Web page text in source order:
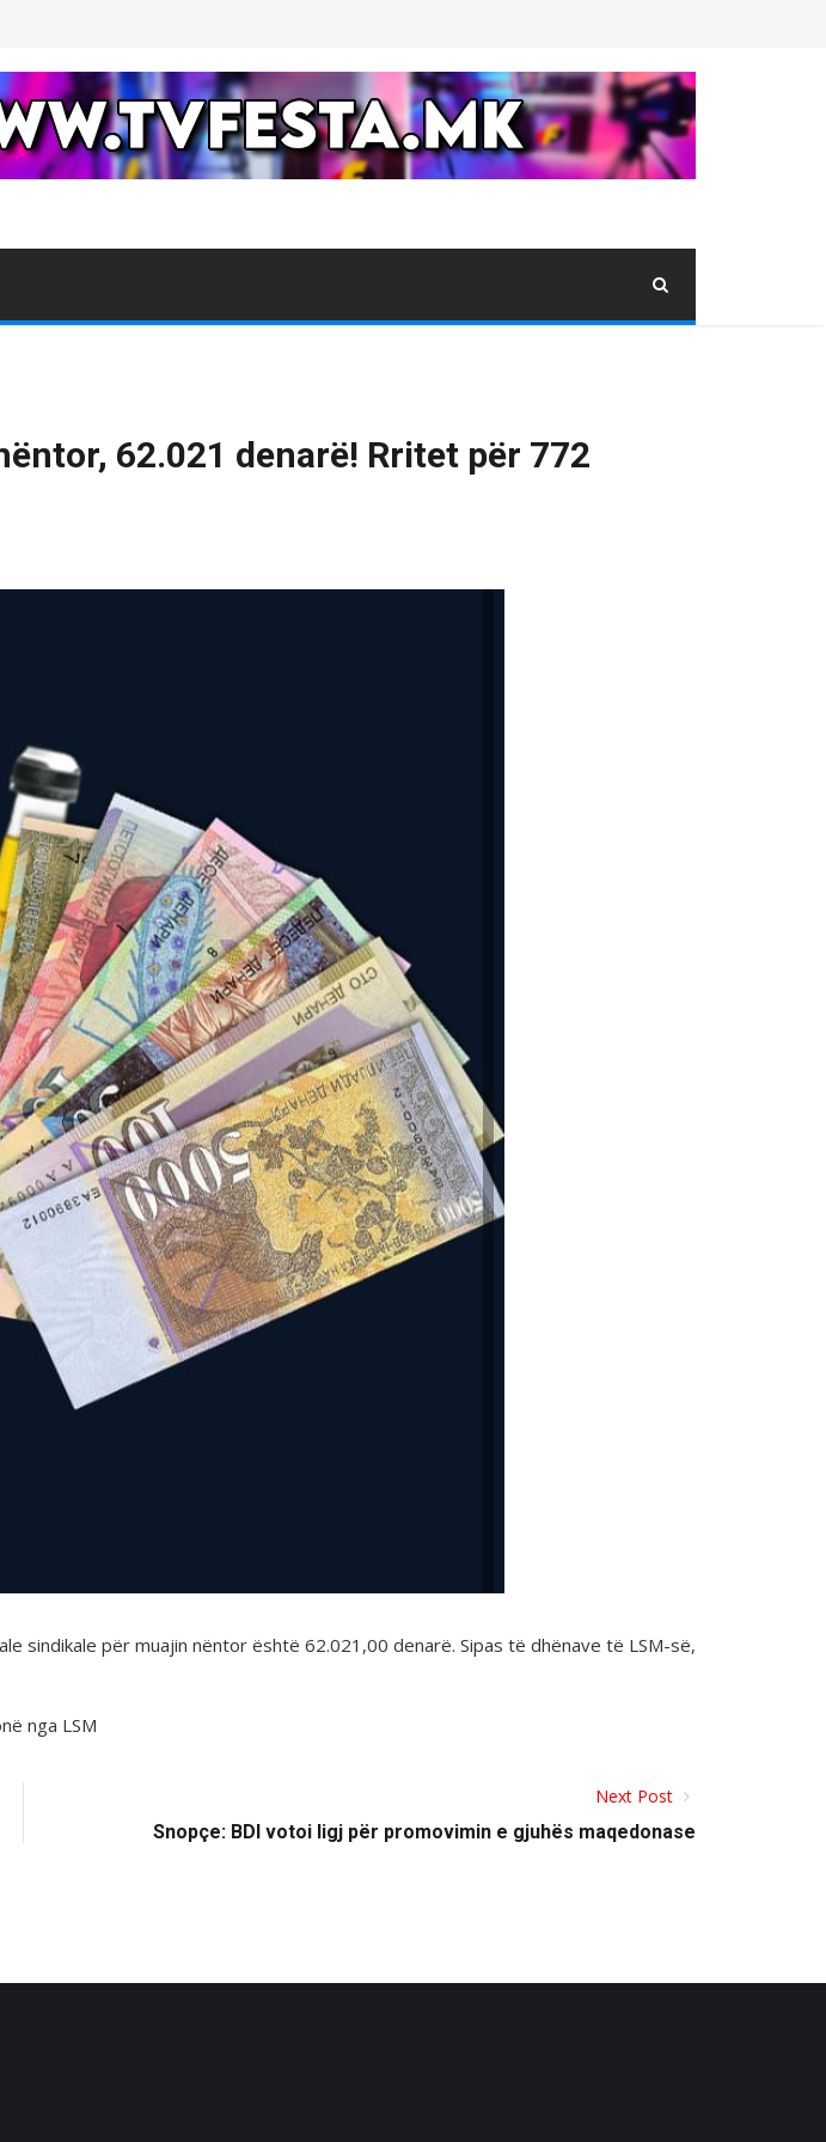
62.021 denarë! Rritet për 772
sindikale për muajin nëntor është 62.021,00 denarë. Sipas të dhënave të LSM-së,
nga LSM
Next Post
Snopçe: BDI votoi ligj për promovimin e gjuhës maqedonase